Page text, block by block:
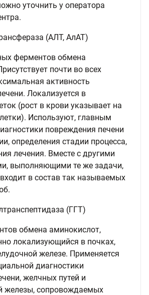
уточнить у оператора
(АЛТ, АлАТ)
ферментов обмена
почти во всех
активность
Локализуется в
(рост в крови указывает на
Используют, главным
повреждения печени
определения стадии процесса,
лечения. Вместе с другими
выполняющими те же задачи,
в состав так называемых
(ГГТ)
обмена аминокислот,
локализующийся в почках,
железе. Применяется
диагностики
желчных путей и
железы, сопровождаемых